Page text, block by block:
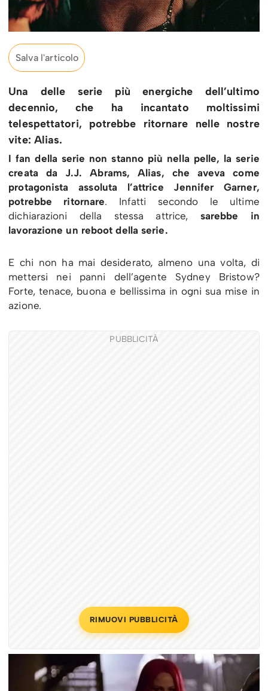
Salva l'articolo
Una delle serie più energiche dell’ultimo
decennio, che ha incantato moltissimi
telespettatori, potrebbe ritornare nelle nostre
vite: Alias.
I fan della serie non stanno più nella pelle, la serie
creata da J.J. Abrams, Alias, che aveva come
protagonista assoluta l’attrice Jennifer Garner,
potrebbe ritornare. Infatti secondo le ultime
dichiarazioni della stessa attrice, sarebbe in
lavorazione un reboot della serie.
E chi non ha mai desiderato, almeno una volta, di
mettersi nei panni dell’agente Sydney Bristow?
Forte, tenace, buona e bellissima in ogni sua mise in
azione.
PUBBLICITÀ
RIMUOVI PUBBLICITÀ